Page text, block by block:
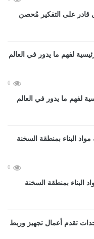
قادر على التفكير مُحصن
0
لفهم ما يدور في العالم
0
البناء بمنطقة السخنة